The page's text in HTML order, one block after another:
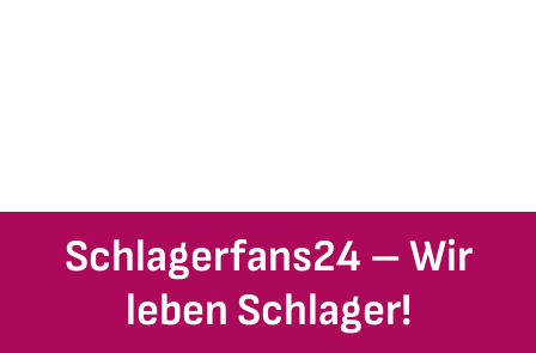
Schlagerfans24 – Wir
leben Schlager!